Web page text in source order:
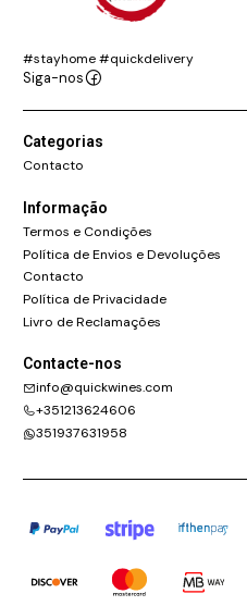
#stayhome #quickdelivery
Siga-nos
Categorias
Contacto
Informação
Termos e Condições
Política de Envios e Devoluções
Contacto
Política de Privacidade
Livro de Reclamações
Contacte-nos
info@quickwines.com
+351213624606
351937631958